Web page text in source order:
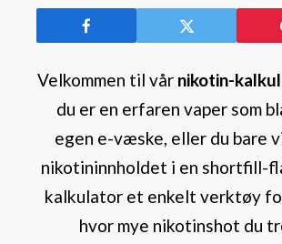
Velkommen til vår nikotin-
du er en erfaren vaper som
egen e-væske, eller du bare
nikotininnholdet i en shortfill-
kalkulator et enkelt verktøy
hvor mye nikotinshot du